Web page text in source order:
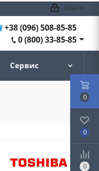
Войти
+38 (096) 508-85-85
0 (800) 33-85-85
Сервис
0
0
0